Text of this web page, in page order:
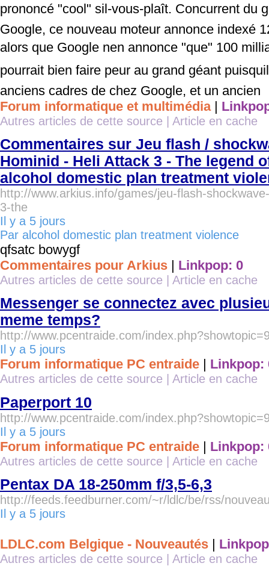
prononcé "cool" sil-vous-plaît. Concurrent du
Google, ce nouveau moteur annonce indexé
alors que Google nen annonce "que" 100
pourrait bien faire peur au grand géant
anciens cadres de chez Google, et un ancien
Forum informatique et multimédia|
Autres articles de cette source | Article en cache
Commentaires sur Jeu flash /
Hominid - Heli Attack 3 - The legend
alcohol domestic plan treatment
http://www.arkius.info/games/jeu-flash-
3-the
Il y a 5 jours
Par alcohol domestic plan treatment violence
qfsatc bowygf
Commentaires pour Arkius | Linkpop: 0
Autres articles de cette source Article en cache
Messenger se connectez avec
meme temps?
http://www.pcentraide.com/
Il y a 5 jours
Forum informatique PC entraide Linkpop:
Autres articles de cette source Article en cache
Paperport 10
http://www.pcentraide.com/
Il y a 5 jours
Forum informatique PC entraide | Linkpop:
Autres articles de cette source | Article en cache
Pentax DA 18-250mm f/3,5-6,3
http://feeds.feedburner.com/~r/ldlc/be/rss/
Il y a 5 jours
LDLC.com Belgique - Nouveautés |
Autres articles de cette source Article en cache